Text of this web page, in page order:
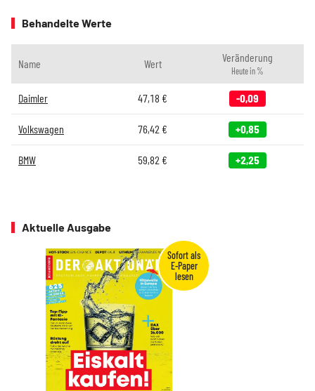
Behandelte Werte
Name Wert Veränderung
Heute in %
Daimler 47,18 € -0,09
Volkswagen 76,42 € +0,85
BMW 59,82 € +2,25
Aktuelle Ausgabe